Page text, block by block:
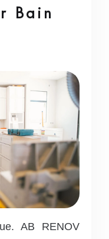
Bain
AB RENOV